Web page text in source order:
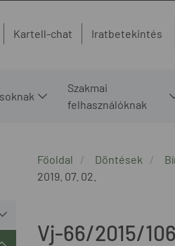
Kartell-chat Iratbetekintés
Szakmai
felhasználóknak
Főoldal Döntések
2019. 07. 02.
Vj-66/2015/106